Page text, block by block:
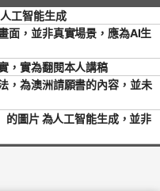
工智能生成
面，並非真實場景，應為AI生
，實為翻閱本人講稿
，為澳洲請願書的內容，並未
圖片 為人工智能生成，並非